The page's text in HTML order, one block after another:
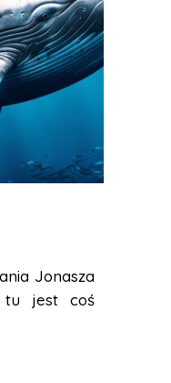
Jonasza
tu jest coś